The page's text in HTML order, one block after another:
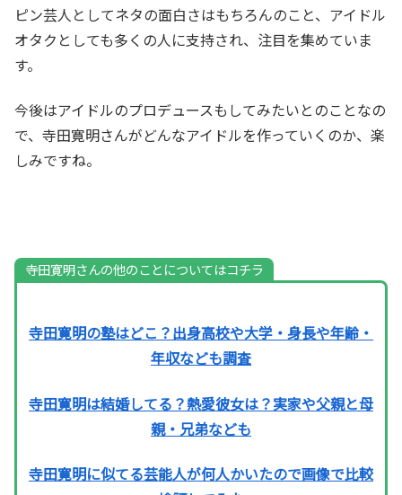
ピン芸人としてネタの面白さはもちろんのこと、アイドル
オタクとしても多くの人に支持され、注目を集めていま
す。
今後はアイドルのプロデュースもしてみたいとのことなの
で、寺田寛明さんがどんなアイドルを作っていくのか、楽
しみですね。
寺田寛明さんの他のことについてはコチラ
寺田寛明の塾はどこ？出身高校や大学・身長や年齢・
年収なども調査
寺田寛明は結婚してる？熱愛彼女は？実家や父親と母
親・兄弟なども
寺田寛明に似てる芸能人が何人かいたので画像で比較